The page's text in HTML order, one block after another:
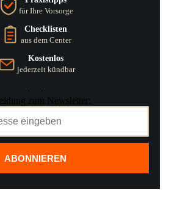
für Ihre Vorsorge
Checklisten
aus dem Center
Kostenlos
jederzeit kündbar
zum Newsletter:
ABONNIEREN